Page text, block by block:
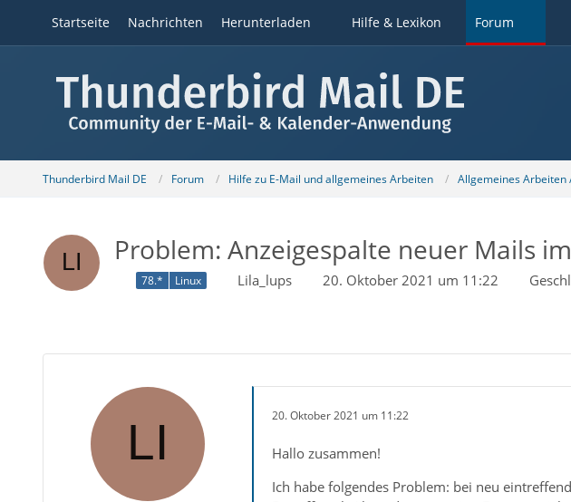
Startseite Nachrichten Herunterladen Hilfe & Lexikon Forum
Thunderbird Mail DE Forum Hilfe zu E-Mail und allgemeines Arbeiten Allgemeines Arbeiten
Problem: Anzeigespalte neuer Mails
78.* Linux Lila_lups 20. Oktober 2021 um 11:22
20. Oktober 2021 um 11:22
Hallo zusammen!
Ich habe folgendes Problem: bei neu